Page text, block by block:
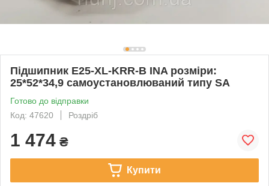
Підшипник E25-XL-KRR-B INA розміри:
25*52*34,9 самоустановлюваний типу SA
Готово до відправки
Код: 47620
Роздріб
1 474 ₴
Купити